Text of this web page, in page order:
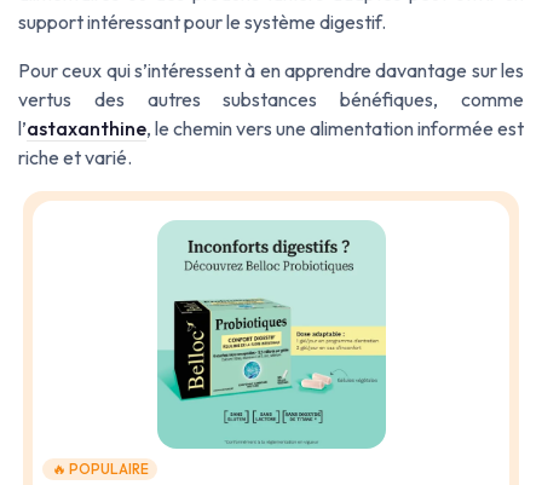
support intéressant pour le système digestif.
Pour ceux qui s’intéressent à en apprendre davantage sur les
vertus des autres substances bénéfiques, comme
l’astaxanthine, le chemin vers une alimentation informée est
riche et varié.
🔥 POPULAIRE